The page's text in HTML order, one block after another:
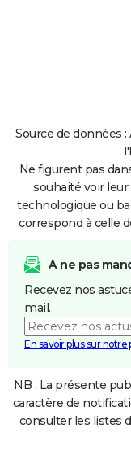
Source de données
Ne figurent pas
souhaité voir leur
technologique ou
correspond à celle
A ne pas
Recevez nos
mail.
En savoir plus sur
NB : La présente
caractère de
consulter les listes